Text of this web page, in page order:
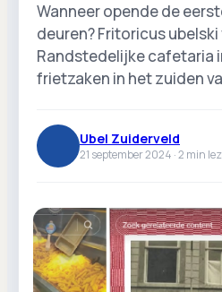
Wanneer opende de
deuren? Fritoricus
Randstedelijke cafetaria
frietzaken in het zuiden
Ubel Zuiderveld
21 september 2024 ·2 min